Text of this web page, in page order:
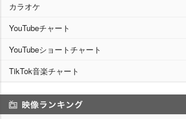
カラオケ
YouTubeチャート
YouTubeショートチャート
TikTok音楽チャート